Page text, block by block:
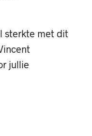
sterkte met dit
jullie